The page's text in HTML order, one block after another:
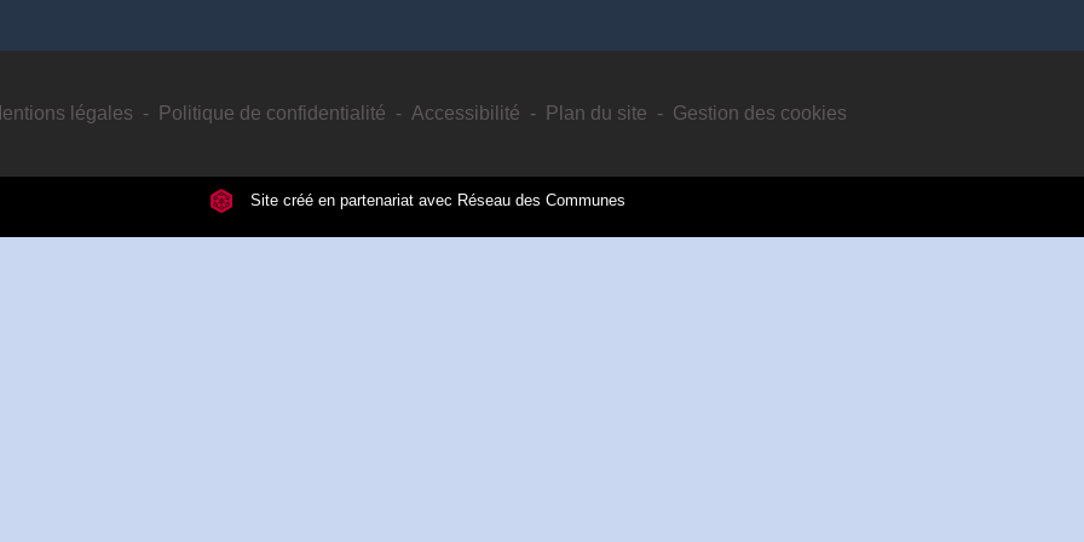
légales - Politique de confidentialité - Accessibilité - Plan du site - Gestion des cookies
Site créé en partenariat avec Réseau des Communes